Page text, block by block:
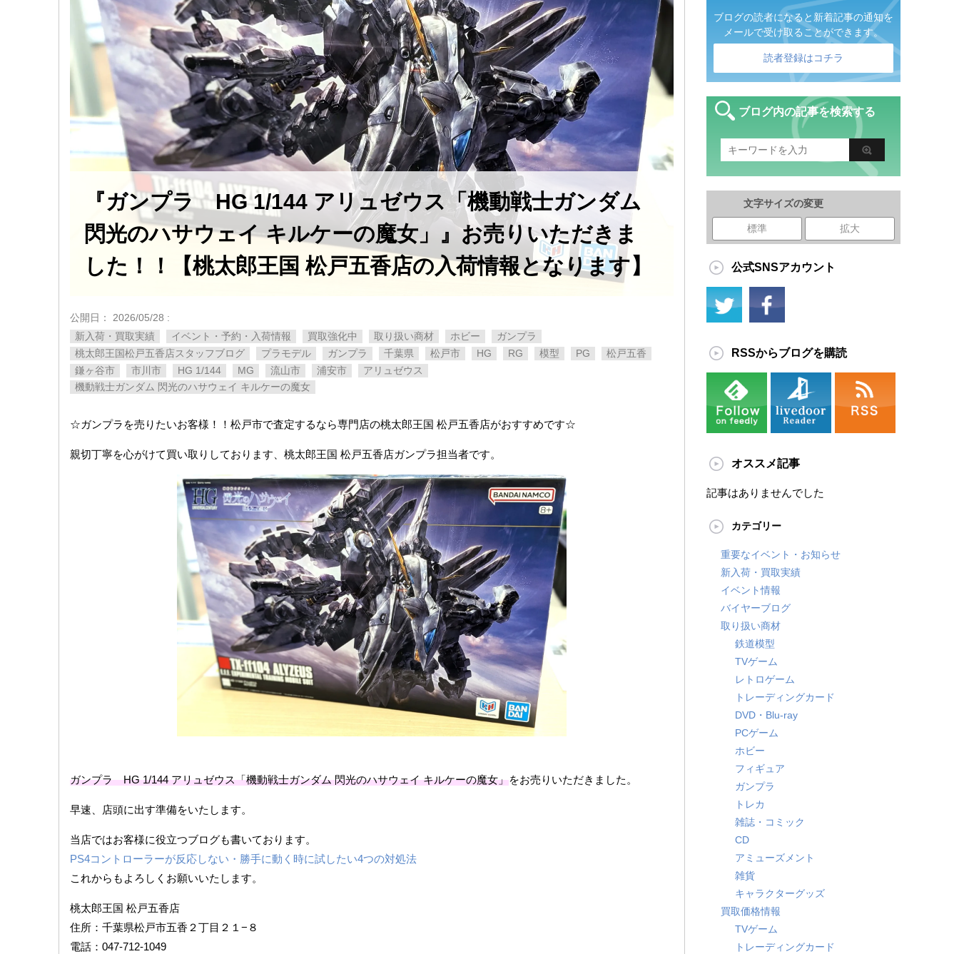
『ガンプラ HG 1/144 アリュゼウス「機動戦士ガンダム
閃光のハサウェイ キルケーの魔女」』お売りいただきま
した！！【桃太郎王国 松戸五香店の入荷情報となります】
公開日： 2026/05/28 :
新入荷・買取実績
イベント・予約・入荷情報 買取強化中 取り扱い商材 ホビー
ガンプラ
桃太郎王国松戸五香店スタッフブログ
プラモデル ガンプラ 千葉県 松戸市 HG RG 模型 PG
松戸五香
鎌ヶ谷市
市川市 HG 1/144 MG 流山市 浦安市
アリュゼウス
機動戦士ガンダム 閃光のハサウェイ キルケーの魔女
☆ガンプラを売りたいお客様！！松戸市で査定するなら専門店の桃太郎王国 松戸五香店がおすすめです☆
親切丁寧を心がけて買い取りしております、桃太郎王国 松戸五香店ガンプラ担当者です。
ガンプラ HG 1/144 アリュゼウス「機動戦士ガンダム 閃光のハサウェイ キルケーの魔女」をお売りいただきました。
早速、店頭に出す準備をいたします。
当店ではお客様に役立つブログも書いております。
PS4コントローラーが反応しない・勝手に動く時に試したい4つの対処法
これからもよろしくお願いいたします。
桃太郎王国 松戸五香店
住所：千葉県松戸市五香２丁目２１−８
電話：047-712-1049
ブログの読者になると新着記事の通知を
メールで受け取ることができます。
読者登録はコチラ
ブログ内の記事を検索する
文字サイズの変更
標準 拡大
公式SNSアカウント
RSSからブログを購読
オススメ記事
記事はありませんでした
カテゴリー
重要なイベント・お知らせ
新入荷・買取実績
イベント情報
バイヤーブログ
取り扱い商材
鉄道模型
TVゲーム
レトロゲーム
トレーディングカード
DVD・Blu-ray
PCゲーム
ホビー
フィギュア
ガンプラ
トレカ
雑誌・コミック
CD
アミューズメント
雑貨
キャラクターグッズ
買取価格情報
TVゲーム
トレーディングカード